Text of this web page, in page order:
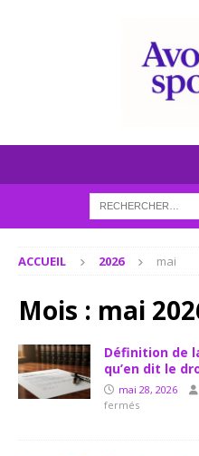
ACCUEIL 2026 mai
Mois : mai
Définition de
qu’en dit le
mai 28, 2026
fermés